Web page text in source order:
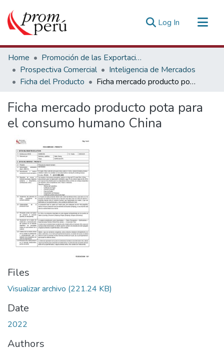
Log In (current)
Communities & Collections
All of DSpace
Statistics
Home
Promoción de las Exportaciones
Prospectiva Comercial
Inteligencia de Mercados
Ficha del Producto
Ficha mercado producto pota para el consumo humano China
Ficha mercado producto pota para
el consumo humano China
Files
Visualizar archivo (221.24 KB)
Date
2022
Authors